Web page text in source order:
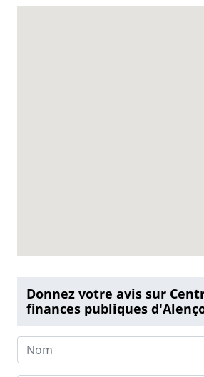
Donnez votre avis sur
finances publiques